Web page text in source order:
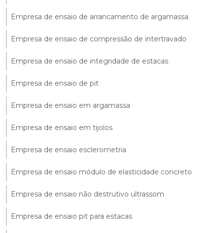
Empresa de ensaio de arrancamento de argamassa
Empresa de ensaio de compressão de intertravado
Empresa de ensaio de integridade de estacas
Empresa de ensaio de pit
Empresa de ensaio em argamassa
Empresa de ensaio em tijolos
Empresa de ensaio esclerometria
Empresa de ensaio módulo de elasticidade concreto
Empresa de ensaio não destrutivo ultrassom
Empresa de ensaio pit para estacas